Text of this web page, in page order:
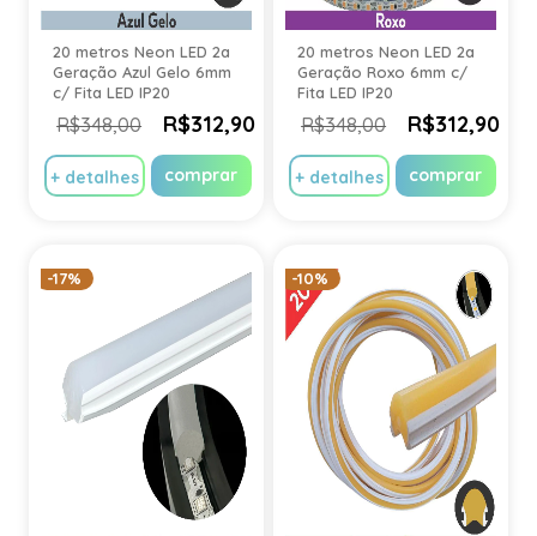
20 metros Neon LED 2a
Geração Azul Gelo 6mm
c/ Fita LED IP20
R$348,00 R$312,90
+ detalhes comprar
20 metros Neon LED 2a
Geração Roxo 6mm c/
Fita LED IP20
R$348,00 R$312,90
+ detalhes comprar
-17% -10%